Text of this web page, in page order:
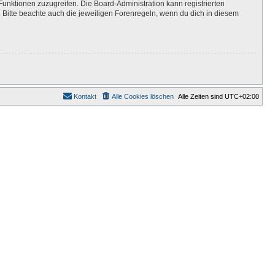
zuzugreifen. Die Board-Administration kann registrierten
beachte auch die jeweiligen Forenregeln, wenn du dich in diesem
Alle Zeiten sind UTC+02:00
Alle Cookies löschen
Kontakt